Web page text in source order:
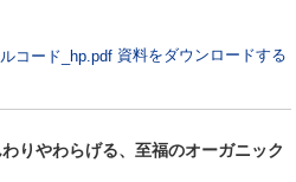
資料をダウンロードする
りやわらげる、至福のオーガニック